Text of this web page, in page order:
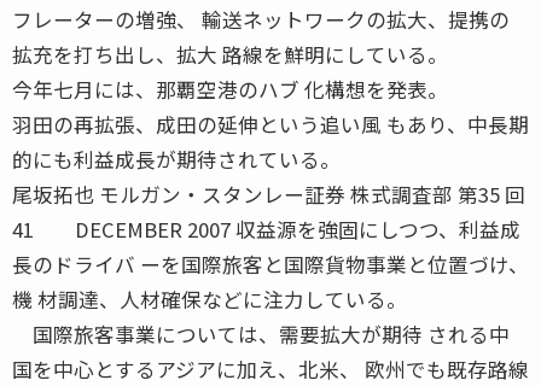
フレーターの増強、 輸送ネットワークの拡大、提携の
拡充を打ち出し、拡大 路線を鮮明にしている。
今年七月には、那覇空港のハブ 化構想を発表。
羽田の再拡張、成田の延伸という追い風 もあり、中長期
的にも利益成長が期待されている。
尾坂拓也 モルガン・スタンレー証券 株式調査部 第35 回
41 DECEMBER 2007 収益源を強固にしつつ、利益成
長のドライバ ーを国際旅客と国際貨物事業と位置づけ、
機 材調達、人材確保などに注力している。
国際旅客事業については、需要拡大が期待 される中
国を中心とするアジアに加え、北米、 欧州でも既存路線